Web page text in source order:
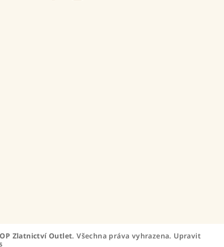
Zlatnictví Outlet. Všechna práva vyhrazena. Upravit